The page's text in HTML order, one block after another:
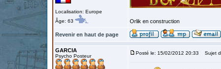
Localisation: Europe
Âge: 63
Orlik en construction
Revenir en haut de page
GARCIA
Psycho Posteur
Posté le: 15/02/2012 20:33 Sujet